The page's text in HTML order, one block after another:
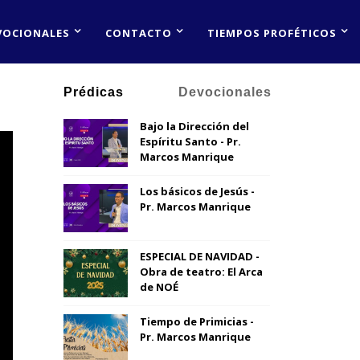
CONTACTO TIEMPOS PROFÉTICOS
Prédicas Devocionales
Bajo la Dirección del
Espíritu Santo - Pr.
Marcos Manrique
Los básicos de Jesús -
Pr. Marcos Manrique
ESPECIAL DE NAVIDAD -
Obra de teatro: El Arca
de NOÉ
Tiempo de Primicias -
Pr. Marcos Manrique